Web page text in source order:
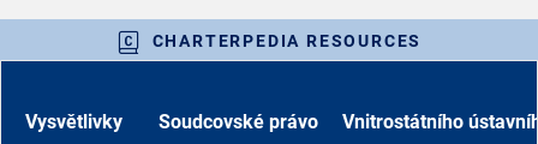
CHARTERPEDIA RESOURCES
Vysvětlivky Soudcovské právo Vnitrostátního